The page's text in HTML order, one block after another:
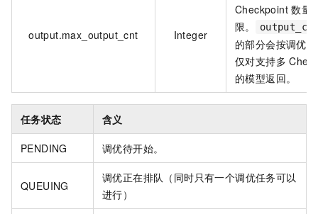
output.max_output_cnt Integer
Checkpoint 数量
限。
的部分会按调优
仅对支持多
的模型返回。
任务状态 含义
PENDING 调优待开始。
QUEUING
调优正在排队（同时只有一个调优任务可以
进行）